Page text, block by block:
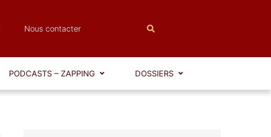
Nous contacter
PODCASTS – ZAPPING DOSSIERS